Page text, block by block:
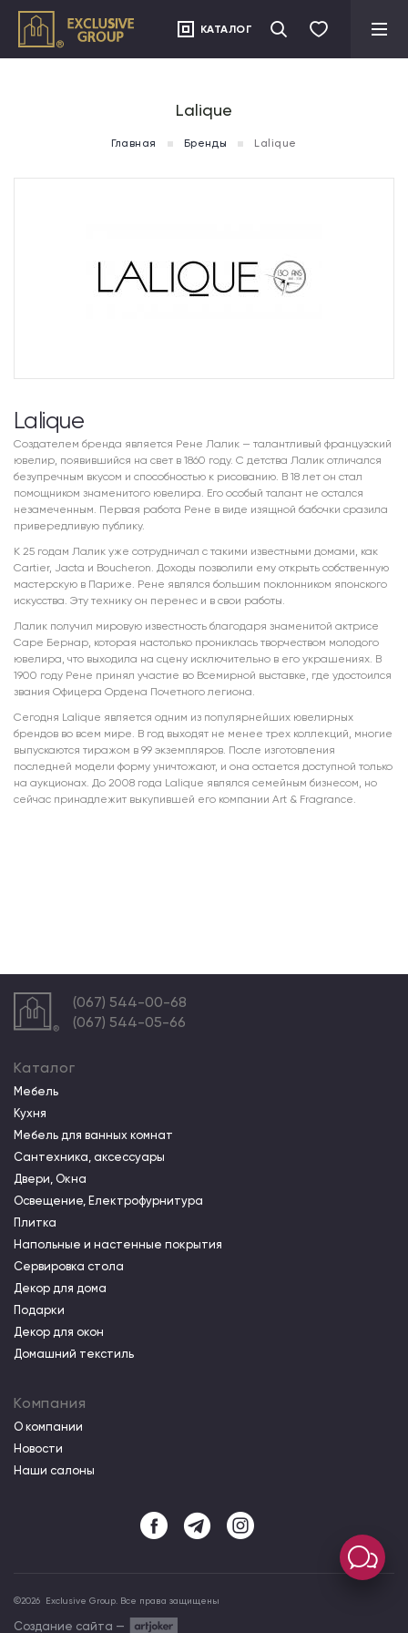
КАТАЛОГ
Lalique
Главная Бренды Lalique
Lalique
Создателем бренда является Рене Лалик — талантливый французский
ювелир, появившийся на свет в 1860 году. С детства Лалик отличался
безупречным вкусом и способностью к рисованию. В 18 лет он стал
помощником знаменитого ювелира. Его особый талант не остался
незамеченным. Первая работа Рене в виде изящной бабочки сразила
привередливую публику.
К 25 годам Лалик уже сотрудничал с такими известными домами, как
Cartier, Jacta и Boucheron. Доходы позволили ему открыть собственную
мастерскую в Париже. Рене являлся большим поклонником японского
искусства. Эту технику он перенес и в свои работы.
Лалик получил мировую известность благодаря знаменитой актрисе
Саре Бернар, которая настолько прониклась творчеством молодого
ювелира, что выходила на сцену исключительно в его украшениях. В
1900 году Рене принял участие во Всемирной выставке, где удостоился
звания Офицера Ордена Почетного легиона.
Сегодня Lalique является одним из популярнейших ювелирных
брендов во всем мире. В год выходят не менее трех коллекций, многие
выпускаются тиражом в 99 экземпляров. После изготовления
последней модели форму уничтожают, и она остается доступной только
на аукционах. До 2008 года Lalique являлся семейным бизнесом, но
сейчас принадлежит выкупившей его компании Art & Fragrance.
(067) 544-00-68
(067) 544-05-66
Каталог
Мебель
Кухня
Мебель для ванных комнат
Сантехника, аксессуары
Двери, Окна
Освещение, Електрофурнитура
Плитка
Напольные и настенные покрытия
Сервировка стола
Декор для дома
Подарки
Декор для окон
Домашний текстиль
Компания
О компании
Новости
Наши салоны
©2026 Exclusive Group. Все права защищены
Создание сайта —